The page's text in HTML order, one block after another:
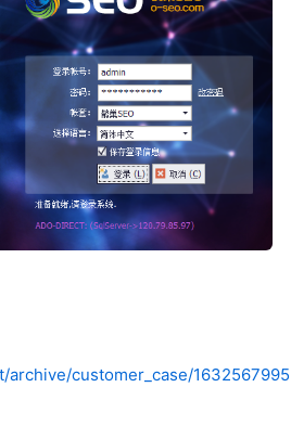
archive/customer_case/